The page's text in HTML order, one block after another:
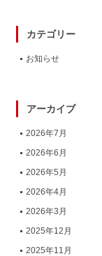
カテゴリー
お知らせ
アーカイブ
2026年7月
2026年6月
2026年5月
2026年4月
2026年3月
2025年12月
2025年11月